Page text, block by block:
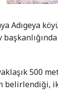
Adıgeya
500